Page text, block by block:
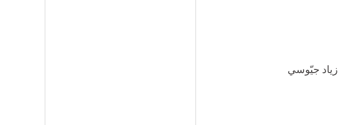
زياد جيّوسي